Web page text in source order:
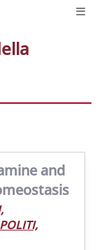
and
POLITI,